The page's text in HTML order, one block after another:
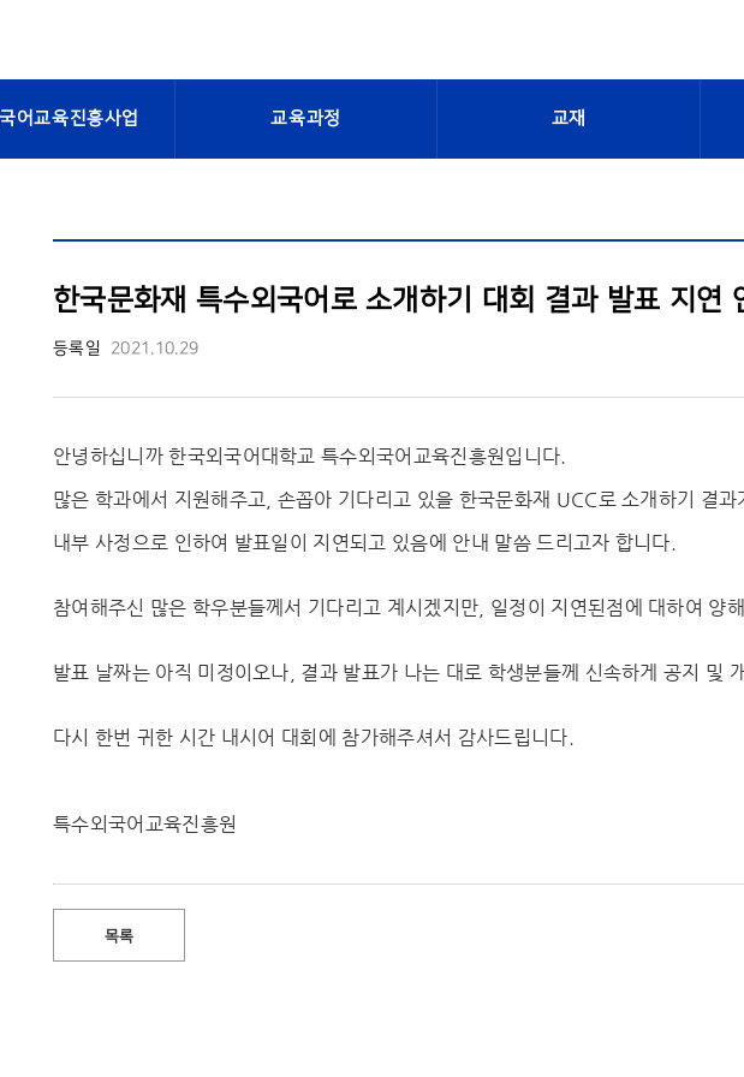
어교육진흥사업 교육과정 교재
한국문화재 특수외국어로 소개하기 대회 결과 발표 지연
등록일 2021.10.29
안녕하십니까 한국외국어대학교 특수외국어교육진흥원입니다.
많은 학과에서 지원해주고, 손꼽아 기다리고 있을 한국문화재 UCC로 소개하기 결과
내부 사정으로 인하여 발표일이 지연되고 있음에 안내 말씀 드리고자 합니다.
참여해주신 많은 학우분들께서 기다리고 계시겠지만, 일정이 지연된점에 대하여 양
발표 날짜는 아직 미정이오나, 결과 발표가 나는 대로 학생분들께 신속하게 공지 및
다시 한번 귀한 시간 내시어 대회에 참가해주셔서 감사드립니다.
특수외국어교육진흥원
목록